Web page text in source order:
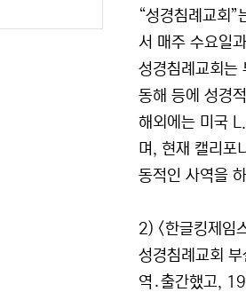
“성경침례교회
서 매주 수요일
성경침례교회는
동해 등에 성경
해외에는 미국
며, 현재 캘리포
동적인 사역을
2) <한글킹제임
성경침례교회
역․출간했고,